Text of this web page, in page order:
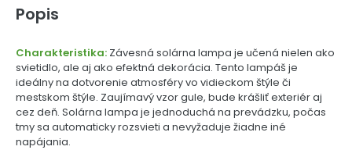
Popis
Charakteristika: Závesná solárna lampa je učená nielen ako
svietidlo, ale aj ako efektná dekorácia. Tento lampáš je
ideálny na dotvorenie atmosféry vo vidieckom štýle či
mestskom štýle. Zaujímavý vzor gule, bude krášliť exteriér aj
cez deň. Solárna lampa je jednoduchá na prevádzku, počas
tmy sa automaticky rozsvieti a nevyžaduje žiadne iné
napájania.